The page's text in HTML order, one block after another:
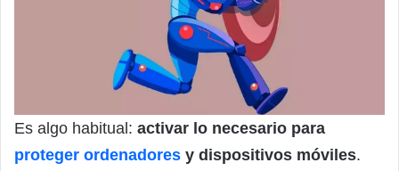
Es algo habitual: activar lo necesario para
proteger ordenadores y dispositivos móviles.